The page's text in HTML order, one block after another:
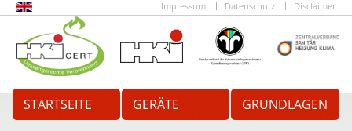
Impressum Datenschutz Disclaimer
STARTSEITE GERÄTE GRUNDLAGEN